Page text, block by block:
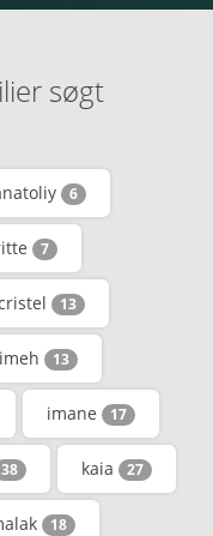
søgt
6
7
13
13
imane 17
38 kaia 27
18